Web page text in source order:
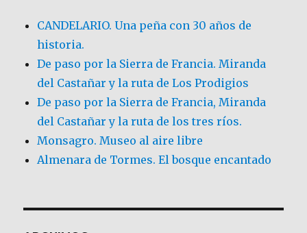
CANDELARIO. Una peña con 30 años de
historia.
De paso por la Sierra de Francia. Miranda
del Castañar y la ruta de Los Prodigios
De paso por la Sierra de Francia, Miranda
del Castañar y la ruta de los tres ríos.
Monsagro. Museo al aire libre
Almenara de Tormes. El bosque encantado